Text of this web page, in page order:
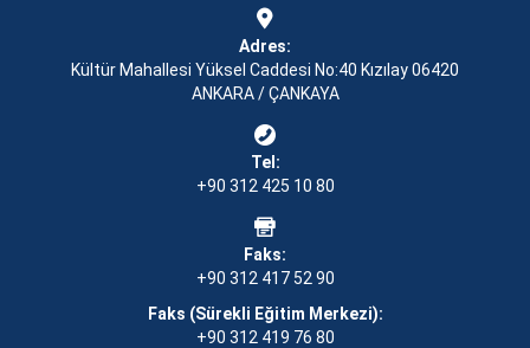
Adres:
Kültür Mahallesi Yüksel Caddesi No:40 Kızılay 06420
ANKARA / ÇANKAYA
Tel:
+90 312 425 10 80
Faks:
+90 312 417 52 90
Faks (Sürekli Eğitim Merkezi):
+90 312 419 76 80